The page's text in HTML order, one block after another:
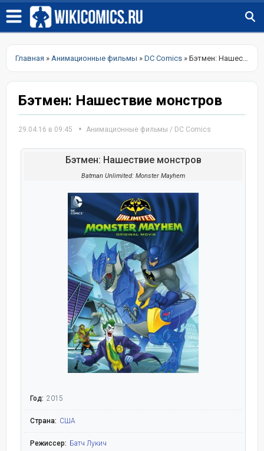
Главная » Анимационные фильмы » DC Comics » Бэтмен: Нашествие монстров
Бэтмен: Нашествие монстров
29.04.16 в 09:45 Анимационные фильмы / DC Comics
Бэтмен: Нашествие монстров
Batman Unlimited: Monster Mayhem
Год: 2015
Страна: США
Режиссер: Батч Лукич